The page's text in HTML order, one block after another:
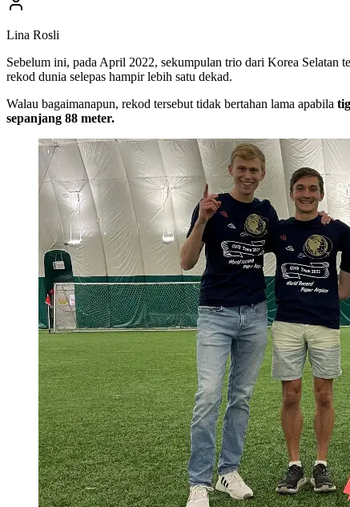
Lina Rosli
Sebelum ini, pada April 2022, sekumpulan trio dari Korea Selatan
rekod dunia selepas hampir lebih satu dekad.
Walau bagaimanapun, rekod tersebut tidak bertahan lama apabila
sepanjang 88 meter.